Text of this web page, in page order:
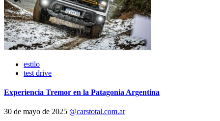
estilo
test drive
Experiencia Tremor en la Patagonia Argentina
30 de mayo de 2025 @carstotal.com.ar